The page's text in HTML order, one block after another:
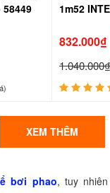
58449
1m52
832.000₫
1.040.000₫
XEM THÊM
bơi phao, tuy